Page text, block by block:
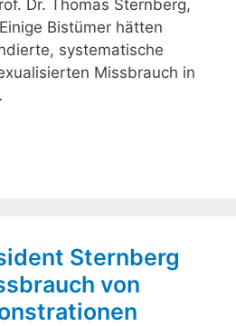
Dr. Thomas Sternberg,
Bistümer hätten
systematische
Missbrauch in
Sternberg
von